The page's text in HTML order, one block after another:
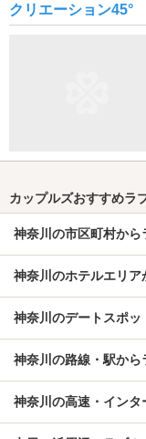
クリエーション45°
カップルズおすすめラ
神奈川の市区町村から
神奈川のホテルエリ
神奈川のデートスポ
神奈川の路線・駅から
神奈川の高速・イン